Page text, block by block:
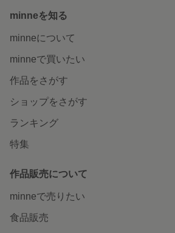
minneを知る
minneについて
minneで買いたい
作品をさがす
ショップをさがす
ランキング
特集
作品販売について
minneで売りたい
食品販売